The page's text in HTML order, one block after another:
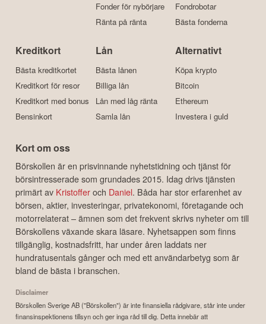
Fonder för nybörjare
Ränta på ränta
Fondrobotar
Bästa fonderna
Kreditkort
Bästa kreditkortet
Kreditkort för resor
Kreditkort med bonus
Bensinkort
Lån
Bästa lånen
Billiga lån
Lån med låg ränta
Samla lån
Alternativt
Köpa krypto
Bitcoin
Ethereum
Investera i guld
Kort om oss
Börskollen är en prisvinnande nyhetstidning och tjänst för
börsintresserade som grundades 2015. Idag drivs tjänsten
primärt av Kristofferoch Daniel. Båda har stor erfarenhet av
börsen, aktier, investeringar, privatekonomi, företagande och
motorrelaterat – ämnen som det frekvent skrivs nyheter om till
Börskollens växande skara läsare. Nyhetsappen som finns
tillgänglig, kostnadsfritt, har under åren laddats ner
hundratusentals gånger och med ett användarbetyg som är
bland de bästa i branschen.
Disclaimer
Börskollen Sverige AB ("Börskollen") är inte finansiella rådgivare, står inte under
finansinspektionens tillsyn och ger inga råd till dig. Detta innebär att